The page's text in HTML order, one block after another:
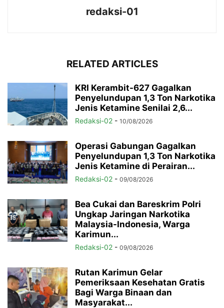
redaksi-01
RELATED ARTICLES
KRI Kerambit-627 Gagalkan
Penyelundupan 1,3 Ton Narkotika
Jenis Ketamine Senilai 2,6...
Redaksi-02 - 10/08/2026
Operasi Gabungan Gagalkan
Penyelundupan 1,3 Ton Narkotika
Jenis Ketamine di Perairan...
Redaksi-02 - 09/08/2026
Bea Cukai dan Bareskrim Polri
Ungkap Jaringan Narkotika
Malaysia-Indonesia, Warga
Karimun...
Redaksi-02 - 09/08/2026
Rutan Karimun Gelar
Pemeriksaan Kesehatan Gratis
Bagi Warga Binaan dan
Masyarakat...